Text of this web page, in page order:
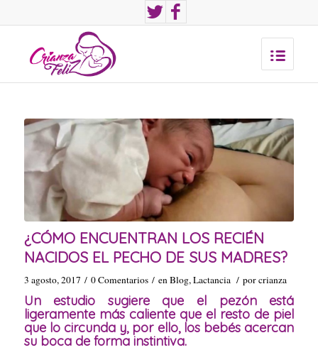
¿CÓMO ENCUENTRAN LOS RECIÉN
NACIDOS EL PECHO DE SUS MADRES?
3 agosto, 2017 / 0 Comentarios / enBlog,Lactancia / porcrianza
Un estudio sugiere que el pezón está
ligeramente más caliente que el resto de piel
que lo circunda y, por ello, los bebés acercan
su boca de forma instintiva.